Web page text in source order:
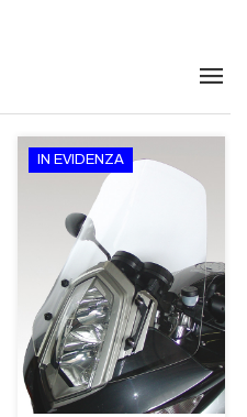
IN EVIDENZA